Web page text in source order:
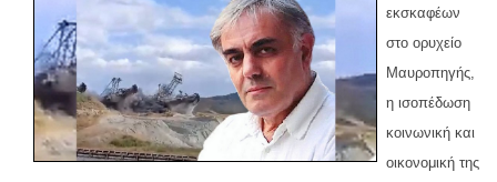
εκσκαφέων
στο ορυχείο
Μαυροπηγής,
η ισοπέδωση
κοινωνική και
οικονομική της